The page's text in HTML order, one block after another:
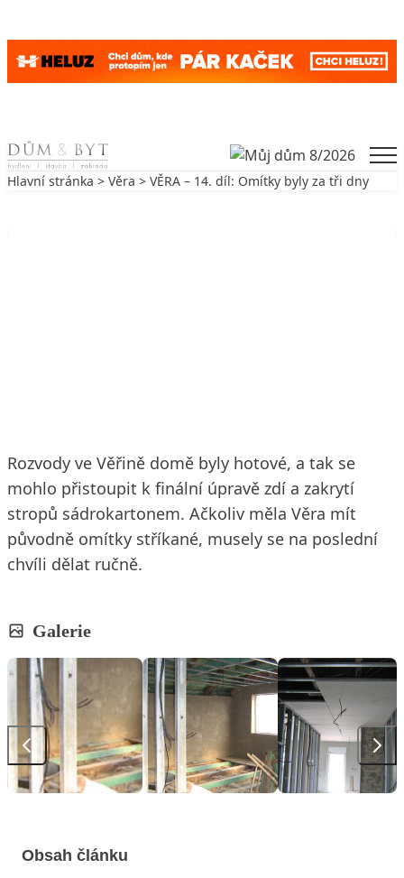
Skip to content
Hlavní stránka > Věra > VĚRA – 14. díl: Omítky byly za tři dny
Rozvody ve Věřině domě byly hotové, a tak se
mohlo přistoupit k finální úpravě zdí a zakrytí
stropů sádrokartonem. Ačkoliv měla Věra mít
původně omítky stříkané, musely se na poslední
chvíli dělat ručně.
Galerie
Obsah článku